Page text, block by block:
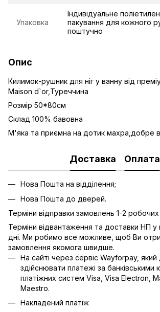
Упаковка
Індивідуальне
пакування для кожного
поштучно
Опис
Килимок-рушник для ніг у ванну від
Maison d`or,Туреччина
Розмір 50*80см
Склад 100% бавовна
М'яка та приємна на дотик махра,добре
Доставка Оплата
Нова Пошта на відділення;
Нова Пошта до дверей.
Терміни відправки замовлень 1-2 робочих
Терміни відвантаження та доставки НП у
дні. Ми робимо все можливе, щоб Ви
замовлення якомога швидше.
На сайті через сервіс Wayforpay,
здійснювати платежі за банківськими
платіжних систем Visa, Visa Electron,
Maestro.
Накладений платіж